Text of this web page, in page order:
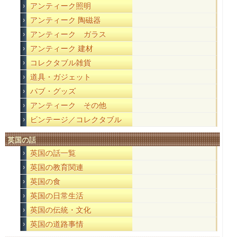
アンティーク照明
アンティーク 陶磁器
アンティーク ガラス
アンティーク 建材
コレクタブル雑貨
道具・ガジェット
パブ・グッズ
アンティーク その他
ビンテージ／コレクタブル
英国の話
英国の話一覧
英国の教育関連
英国の食
英国の日常生活
英国の伝統・文化
英国の道路事情